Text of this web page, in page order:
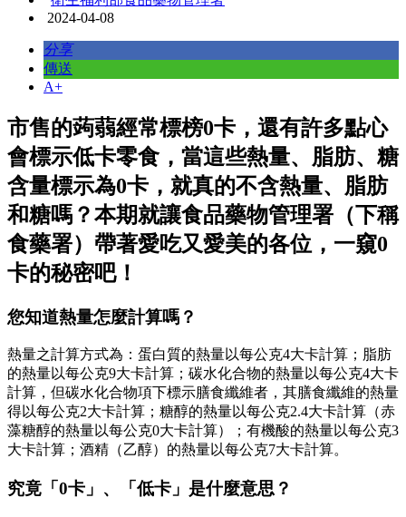
2024-04-08
分享
傳送
A+
市售的蒟蒻經常標榜0卡，還有許多點心
會標示低卡零食，當這些熱量、脂肪、糖
含量標示為0卡，就真的不含熱量、脂肪
和糖嗎？本期就讓食品藥物管理署（下稱
食藥署）帶著愛吃又愛美的各位，一窺0
卡的秘密吧！
您知道熱量怎麼計算嗎？
熱量之計算方式為：蛋白質的熱量以每公克4大卡計算；脂肪
的熱量以每公克9大卡計算；碳水化合物的熱量以每公克4大卡
計算，但碳水化合物項下標示膳食纖維者，其膳食纖維的熱量
得以每公克2大卡計算；糖醇的熱量以每公克2.4大卡計算（赤
藻糖醇的熱量以每公克0大卡計算）；有機酸的熱量以每公克3
大卡計算；酒精（乙醇）的熱量以每公克7大卡計算。
究竟「0卡」、「低卡」是什麼意思？